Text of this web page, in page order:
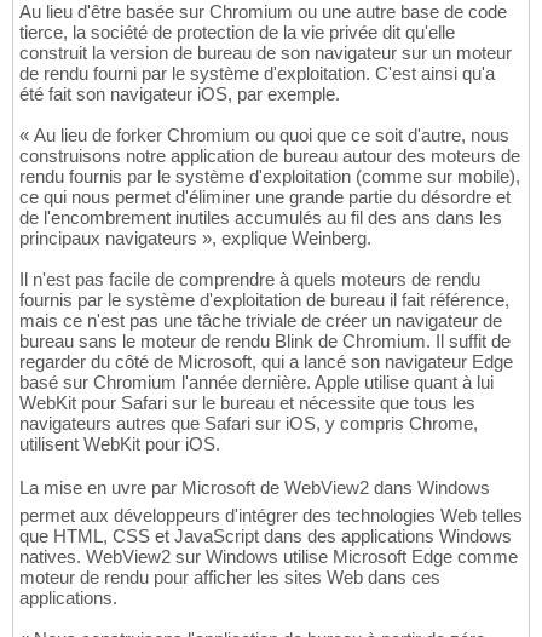
Au lieu d'être basée sur Chromium ou une autre base de code
tierce, la société de protection de la vie privée dit qu'elle
construit la version de bureau de son navigateur sur un moteur
de rendu fourni par le système d'exploitation. C'est ainsi qu'a
été fait son navigateur iOS, par exemple.
« Au lieu de forker Chromium ou quoi que ce soit d'autre, nous
construisons notre application de bureau autour des moteurs de
rendu fournis par le système d'exploitation (comme sur mobile),
ce qui nous permet d'éliminer une grande partie du désordre et
de l'encombrement inutiles accumulés au fil des ans dans les
principaux navigateurs », explique Weinberg.
Il n'est pas facile de comprendre à quels moteurs de rendu
fournis par le système d'exploitation de bureau il fait référence,
mais ce n'est pas une tâche triviale de créer un navigateur de
bureau sans le moteur de rendu Blink de Chromium. Il suffit de
regarder du côté de Microsoft, qui a lancé son navigateur Edge
basé sur Chromium l'année dernière. Apple utilise quant à lui
WebKit pour Safari sur le bureau et nécessite que tous les
navigateurs autres que Safari sur iOS, y compris Chrome,
utilisent WebKit pour iOS.
La mise en uvre par Microsoft de WebView2 dans Windows
permet aux développeurs d'intégrer des technologies Web telles
que HTML, CSS et JavaScript dans des applications Windows
natives. WebView2 sur Windows utilise Microsoft Edge comme
moteur de rendu pour afficher les sites Web dans ces
applications.